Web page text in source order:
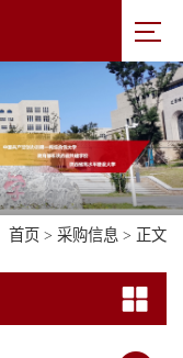
首页 > 采购信息 > 正文